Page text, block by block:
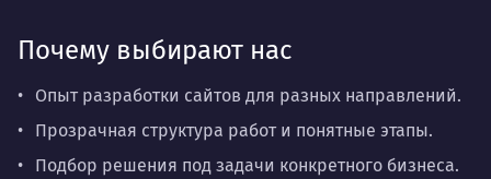
Почему выбирают нас
Опыт разработки сайтов для разных направлений.
Прозрачная структура работ и понятные этапы.
Подбор решения под задачи конкретного бизнеса.